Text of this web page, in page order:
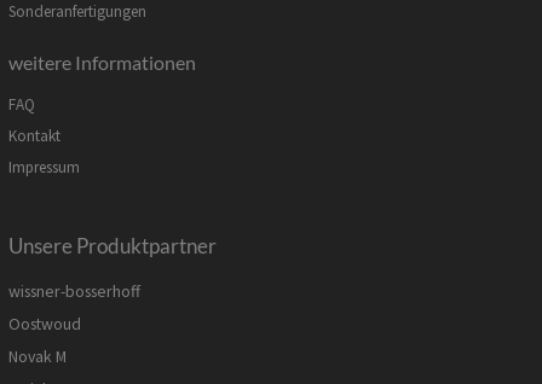
Sonderanfertigungen
weitere Informationen
FAQ
Kontakt
Impressum
Unsere Produktpartner
wissner-bosserhoff
Oostwoud
Novak M